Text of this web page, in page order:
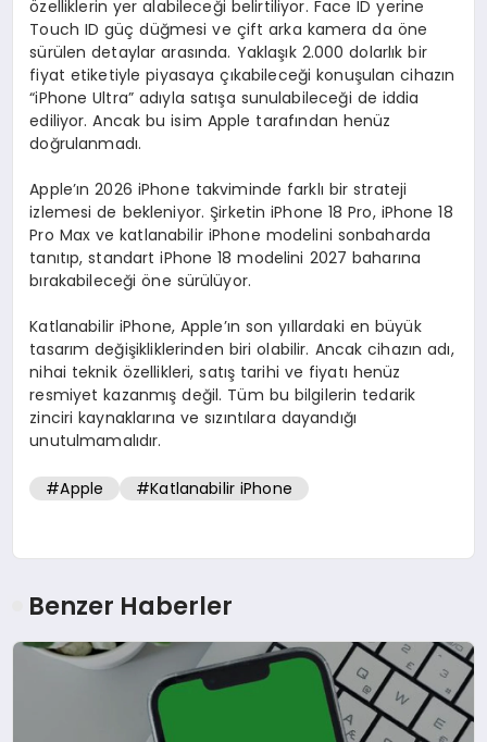
özelliklerin yer alabileceği belirtiliyor. Face ID yerine
Touch ID güç düğmesi ve çift arka kamera da öne
sürülen detaylar arasında. Yaklaşık 2.000 dolarlık bir
fiyat etiketiyle piyasaya çıkabileceği konuşulan cihazın
“iPhone Ultra” adıyla satışa sunulabileceği de iddia
ediliyor. Ancak bu isim Apple tarafından henüz
doğrulanmadı.
Apple’ın 2026 iPhone takviminde farklı bir strateji
izlemesi de bekleniyor. Şirketin iPhone 18 Pro, iPhone 18
Pro Max ve katlanabilir iPhone modelini sonbaharda
tanıtıp, standart iPhone 18 modelini 2027 baharına
bırakabileceği öne sürülüyor.
Katlanabilir iPhone, Apple’ın son yıllardaki en büyük
tasarım değişikliklerinden biri olabilir. Ancak cihazın adı,
nihai teknik özellikleri, satış tarihi ve fiyatı henüz
resmiyet kazanmış değil. Tüm bu bilgilerin tedarik
zinciri kaynaklarına ve sızıntılara dayandığı
unutulmamalıdır.
#Apple #Katlanabilir iPhone
Benzer Haberler